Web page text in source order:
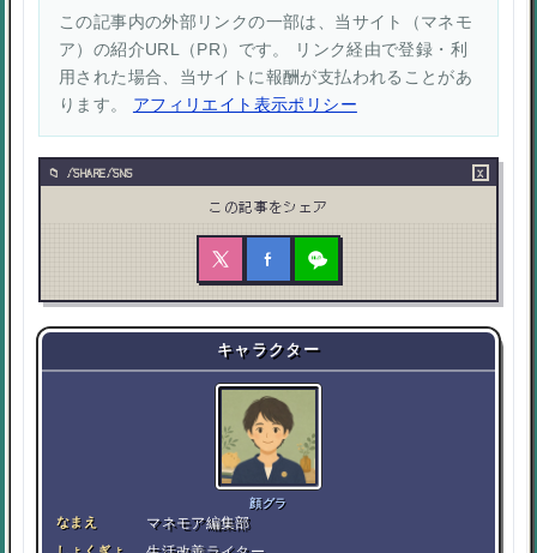
この記事内の外部リンクの一部は、当サイト（マネモ
ア）の紹介URL（PR）です。 リンク経由で登録・利
用された場合、当サイトに報酬が支払われることがあ
ります。 アフィリエイト表示ポリシー
/SHARE/SNS ×
この記事をシェア
キャラクター
顔グラ
なまえ マネモア編集部